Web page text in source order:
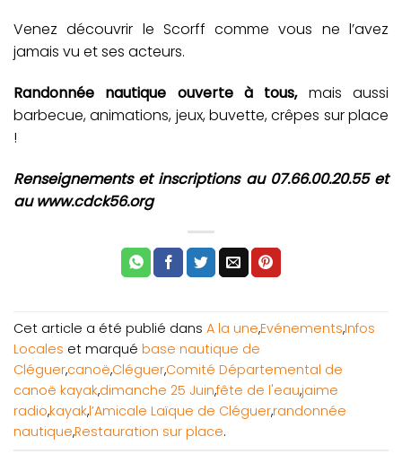
Venez découvrir le Scorff comme vous ne l’avez
jamais vu et ses acteurs.
Randonnée nautique ouverte à tous,mais aussi
barbecue, animations, jeux, buvette, crêpes sur place
!
Renseignements et inscriptions au 07.66.00.20.55 et
au www.cdck56.org
Cet article a été publié dans A la une,Evénements,Infos
Locales et marqué base nautique de
Cléguer,canoë,Cléguer,Comité Départemental de
canoë kayak,dimanche 25 Juin,fête de l'eau,jaime
radio,kayak,l’Amicale Laïque de Cléguer,randonnée
nautique,Restauration sur place.